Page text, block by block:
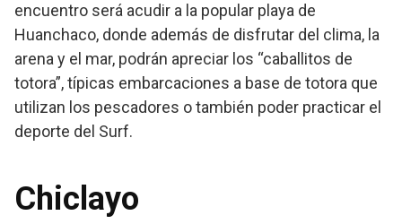
encuentro será acudir a la popular playa de
Huanchaco, donde además de disfrutar del clima, la
arena y el mar, podrán apreciar los “caballitos de
totora”, típicas embarcaciones a base de totora que
utilizan los pescadores o también poder practicar el
deporte del Surf.
Chiclayo